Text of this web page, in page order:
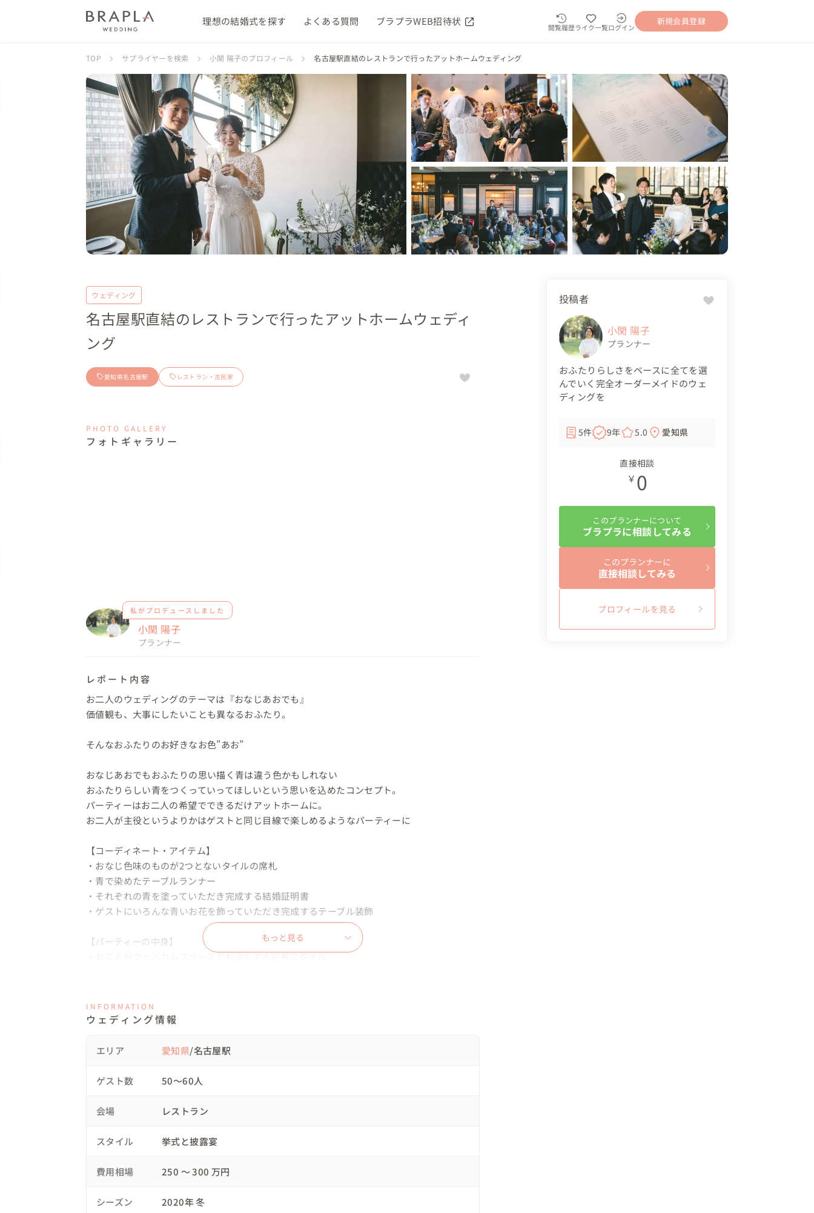
理想の結婚式を探す よくある質問 ブラプラWEB招待状 閲覧履歴ライク一覧ログイン
新規会員登録
TOP サプライヤーを検索 小関 陽子のプロフィール 名古屋駅直結のレストランで行ったアットホームウェディング
ウェディング
名古屋駅直結のレストランで行ったアットホームウェディ
ング
愛知県名古屋駅 レストラン・古民家
PHOTO GALLERY
フォトギャラリー
私がプロデュースしました
小関 陽子
プランナー
レポート内容
お二人のウェディングのテーマは『おなじあおでも』
価値観も、大事にしたいことも異なるおふたり。
そんなおふたりのお好きなお色”あお”
おなじあおでもおふたりの思い描く青は違う色かもしれない
おふたりらしい青をつくっていってほしいという思いを込めたコンセプト。
パーティーはお二人の希望でできるだけアットホームに。
お二人が主役というよりかはゲストと同じ目線で楽しめるようなパーティーに
【コーディネート・アイテム】
・おなじ色味のものが2つとないタイルの席札
・青で染めたテーブルランナー
・それぞれの青を塗っていただき完成する結婚証明書
・ゲストにいろんな青いお花を飾っていただき完成するテーブル装飾
【パーティーの中身】
・お二人がウェルカムスペースでお迎えする迎賓スタイル
もっと見る
INFORMATION
ウェディング情報
エリア 愛知県/名古屋駅
ゲスト数 50〜60人
会場 レストラン
スタイル 挙式と披露宴
費用相場 250 〜 300 万円
シーズン 2020年 冬
投稿者
小関 陽子
プランナー
おふたりらしさをベースに全てを選
んでいく完全オーダーメイドのウェ
ディングを
5件 9年 5.0 愛知県
直接相談
￥ 0
このプランナーについて
ブラプラに相談してみる
このプランナーに
直接相談してみる
プロフィールを見る